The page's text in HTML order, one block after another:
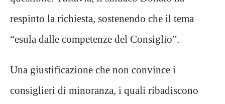
respinto la richiesta, sostenendo che il tema
“esula dalle competenze del Consiglio”.
Una giustificazione che non convince i
consiglieri di minoranza, i quali ribadiscono